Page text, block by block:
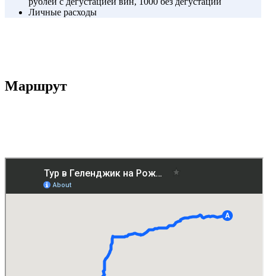
Личные расходы
Маршрут